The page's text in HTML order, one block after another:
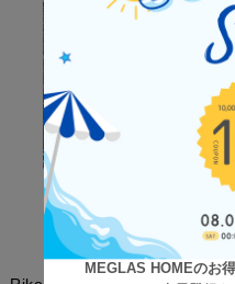
MEGLAS HOMEのお